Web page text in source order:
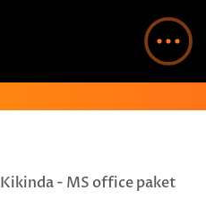
Kikinda - MS office paket